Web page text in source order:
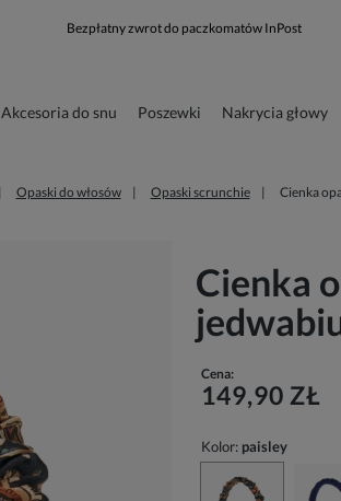
Bezpłatny zwrot do paczkomatów InPost
Akcesoria do snu Poszewki Nakrycia głowy
Opaski do włosów Opaski scrunchie Cienka
Cienka
Cena:
149,90 ZŁ
Kolor: paisley